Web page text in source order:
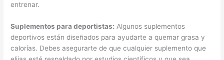
entrenar.
Suplementos para deportistas: Algunos suplementos
deportivos están diseñados para ayudarte a quemar grasa y
calorías. Debes asegurarte de que cualquier suplemento que